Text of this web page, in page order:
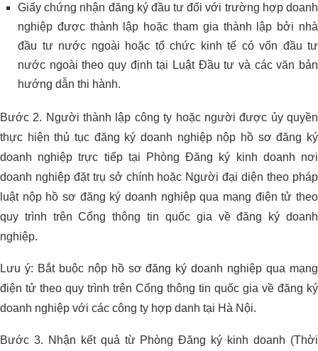
Giấy chứng nhận đăng ký đầu tư đối với trường hợp doanh
nghiệp được thành lập hoặc tham gia thành lập bởi nhà
đầu tư nước ngoài hoặc tổ chức kinh tế có vốn đầu tư
nước ngoài theo quy định tại Luật Đầu tư và các văn bản
hướng dẫn thi hành.
Bước 2. Người thành lập công ty hoặc người được ủy quyền
thực hiện thủ tục đăng ký doanh nghiệp nộp hồ sơ đăng ký
doanh nghiệp trực tiếp tại Phòng Đăng ký kinh doanh nơi
doanh nghiệp đặt trụ sở chính hoặc Người đại diện theo pháp
luật nộp hồ sơ đăng ký doanh nghiệp qua mạng điện tử theo
quy trình trên Cổng thông tin quốc gia về đăng ký doanh
nghiệp.
Lưu ý: Bắt buộc nộp hồ sơ đăng ký doanh nghiệp qua mạng
điện tử theo quy trình trên Cổng thông tin quốc gia về đăng ký
doanh nghiệp với các công ty hợp danh tại Hà Nội.
Bước 3. Nhận kết quả từ Phòng Đăng ký kinh doanh (Thời